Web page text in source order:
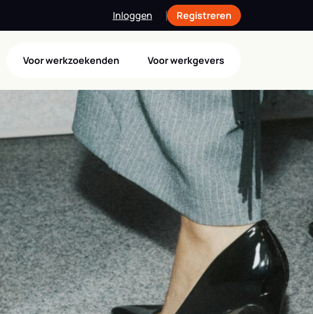
Inloggen Registreren
Voor werkzoekenden Voor werkgevers